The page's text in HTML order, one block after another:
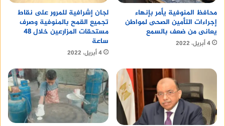
محافظ المنوفية يأمر بإنهاء
إجراءات التأمين الصحى لمواطن
يعانى من ضعف بالسمع
4 أبريل، 2022
لجان إشرافية للمرور على نقاط
تجميع القمح بالمنوفية وصرف
مستحقات المزارعين خلال 48
ساعة
4 أبريل، 2022